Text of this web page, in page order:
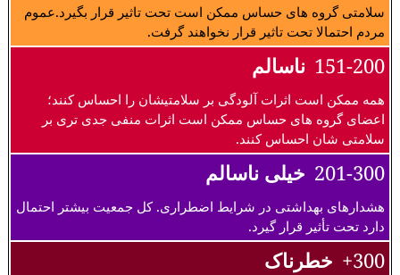
سلامتی گروه های حساس ممکن است تحت تاثیر قرار بگیرد.عموم
مردم احتمالا تحت تاثیر قرار نخواهند گرفت.
151-200 ناسالم
همه ممکن است اثرات آلودگی بر سلامتیشان را احساس کنند؛
اعضای گروه های حساس ممکن است اثرات منفی جدی تری بر
سلامتی شان احساس کنند.
201-300 خیلی ناسالم
هشدارهای بهداشتی در شرایط اضطراری. کل جمعیت بیشتر احتمال
دارد تحت تأثیر قرار گیرد.
300+ خطرناک